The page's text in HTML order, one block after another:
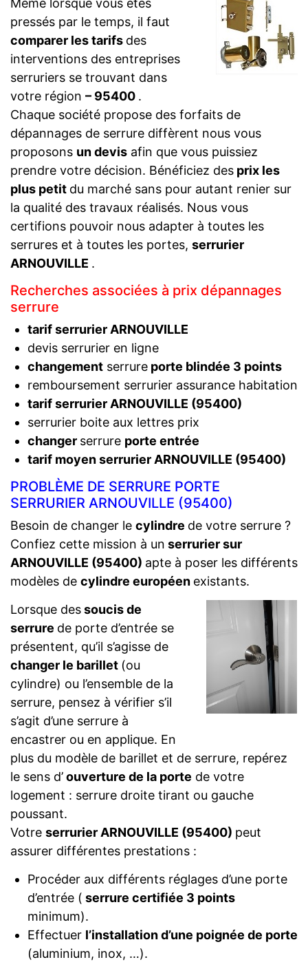
Même lorsque vous êtes
pressés par le temps, il faut
comparer les tarifs des
interventions des entreprises
serruriers se trouvant dans
votre région – 95400 .
Chaque société propose des forfaits de
dépannages de serrure diffèrent nous vous
proposons un devis afin que vous puissiez
prendre votre décision. Bénéficiez des prix les
plus petit du marché sans pour autant renier sur
la qualité des travaux réalisés. Nous vous
certifions pouvoir nous adapter à toutes les
serrures et à toutes les portes, serrurier
ARNOUVILLE .
Recherches associées à prix dépannages
serrure
tarif serrurier ARNOUVILLE
devis serrurier en ligne
changementserrureporte blindée 3 points
remboursement serrurier assurance habitation
tarif serrurier ARNOUVILLE (95400)
serrurier boite aux lettres prix
changer serrure porte entrée
tarif moyen serrurier ARNOUVILLE (95400)
PROBLÈME DE SERRURE PORTE
SERRURIER ARNOUVILLE (95400)
Besoin de changer le cylindre de votre serrure ?
Confiez cette mission à un serrurier sur
ARNOUVILLE (95400) apte à poser les différents
modèles de cylindre européen existants.
Lorsque dessoucis de
serrure de porte d’entrée se
présentent, qu’il s’agisse de
changer le barillet (ou
cylindre) ou l’ensemble de la
serrure, pensez à vérifier s’il
s’agit d’une serrure à
encastrer ou en applique. En
plus du modèle de barillet et de serrure, repérez
le sens d’ouverture de la porte de votre
logement : serrure droite tirant ou gauche
poussant.
Votre serrurier ARNOUVILLE (95400) peut
assurer différentes prestations :
Procéder aux différents réglages d’une porte
d’entrée ( serrure certifiée 3 points
minimum).
Effectuer l’installation d’une poignée de porte
(aluminium, inox, …).